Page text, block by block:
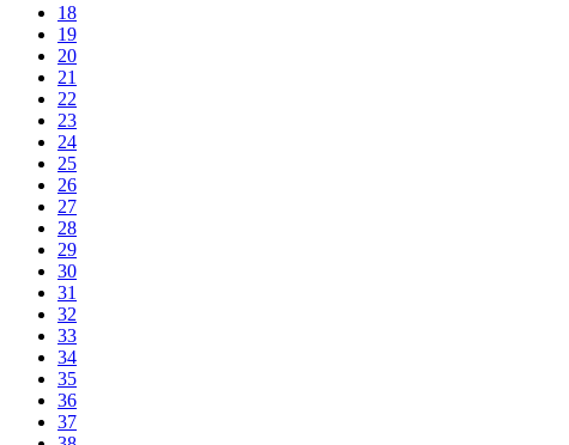
18
19
20
21
22
23
24
25
26
27
28
29
30
31
32
33
34
35
36
37